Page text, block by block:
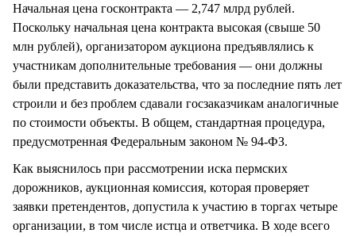
Начальная цена госконтракта — 2,747 млрд рублей.
Поскольку начальная цена контракта высокая (свыше 50
млн рублей), организатором аукциона предъявлялись к
участникам дополнительные требования — они должны
были представить доказательства, что за последние пять лет
строили и без проблем сдавали госзаказчикам аналогичные
по стоимости объекты. В общем, стандартная процедура,
предусмотренная Федеральным законом № 94-ФЗ.
Как выяснилось при рассмотрении иска пермских
дорожников, аукционная комиссия, которая проверяет
заявки претендентов, допустила к участию в торгах четыре
организации, в том числе истца и ответчика. В ходе всего